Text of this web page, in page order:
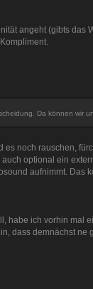
angeht (gibts das
Da können wir
es noch rauschen,
optional ein
aufnimmt. Das
habe ich vorhin mal
dass demnächst